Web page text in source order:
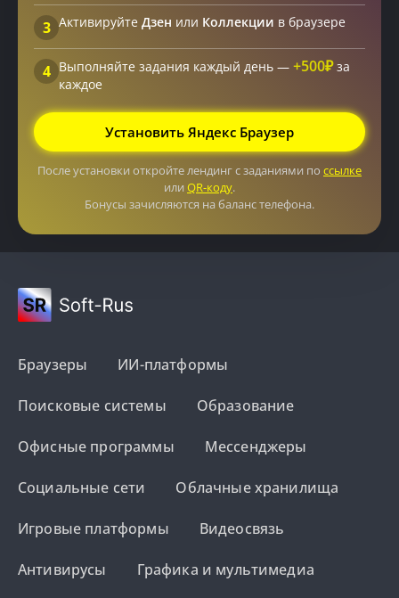
3 Активируйте Дзен или Коллекции в браузере
4 Выполняйте задания каждый день — +500₽за
каждое
Установить Яндекс Браузер
После установки откройте лендинг с заданиями по ссылке
или QR-коду.
Бонусы зачисляются на баланс телефона.
Браузеры ИИ-платформы
Поисковые системы Образование
Офисные программы Мессенджеры
Социальные сети Облачные хранилища
Игровые платформы Видеосвязь
Антивирусы Графика и мультимедиа